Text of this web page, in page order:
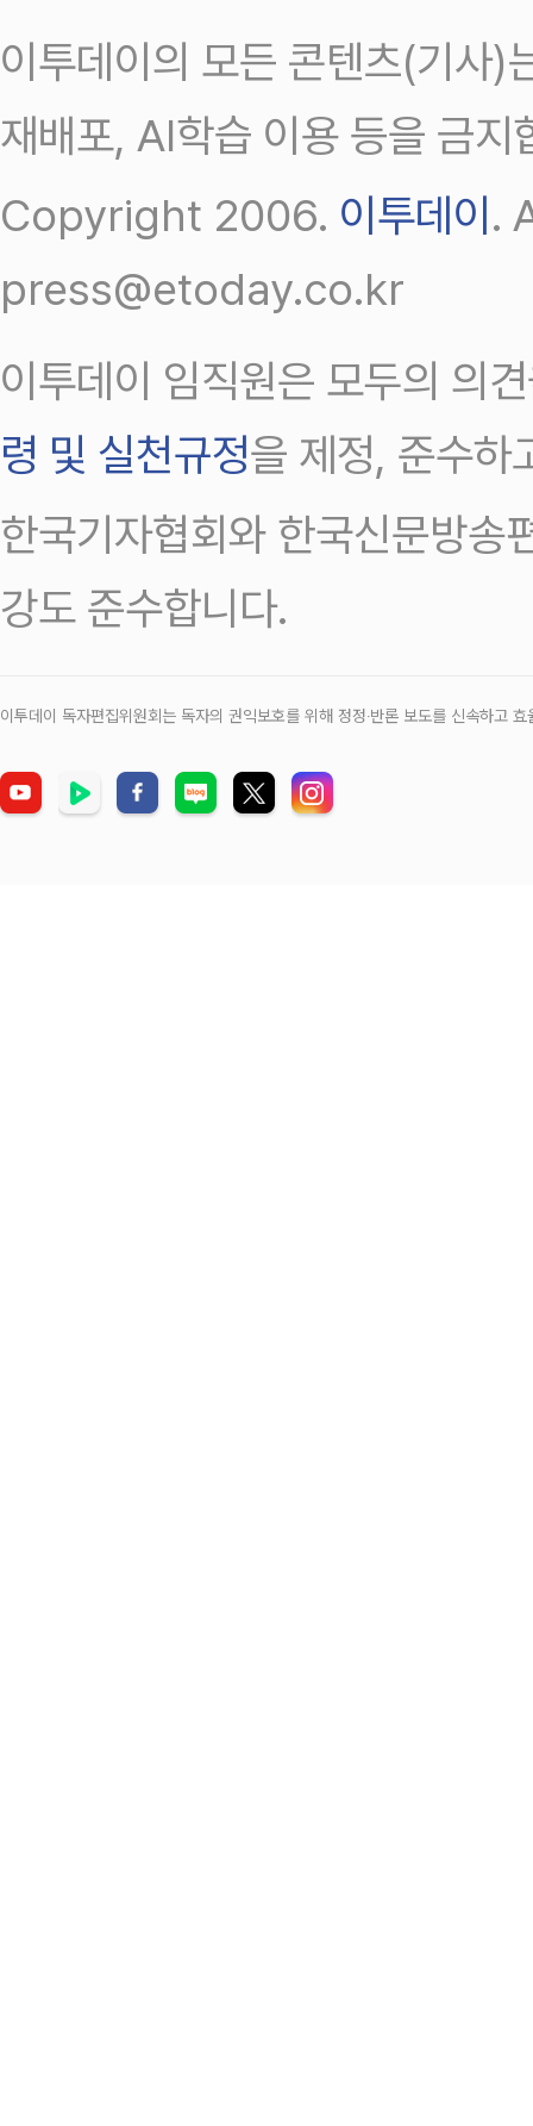
이투데이의 모든 콘텐츠(기사)
재배포, AI학습 이용 등을 금지
Copyright 2006. 이투데이.
press@etoday.co.kr
이투데이 임직원은 모두의 의
령 및 실천규정을 제정, 준수하
한국기자협회와 한국신문방송
강도 준수합니다.
이투데이 독자편집위원회는 독자의 권익보호를 위해 정정‧반론 보도를 신속하고